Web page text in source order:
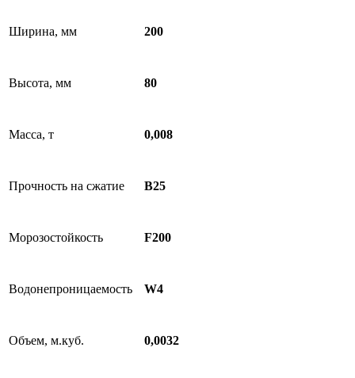
Ширина, мм 200
Высота, мм 80
Масса, т 0,008
Прочность на сжатие B25
Морозостойкость F200
Водонепроницаемость W4
Объем, м.куб. 0,0032